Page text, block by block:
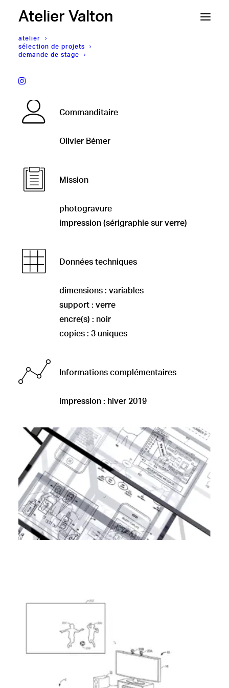
Atelier Valton
atelier
sélection de projets
demande de stage
Olivier Bémer,
Commanditaire
Olivier Bémer
Mission
photogravure
impression (sérigraphie sur verre)
Données techniques
dimensions : variables
support : verre
encre(s) : noir
copies : 3 uniques
Informations complémentaires
impression : hiver 2019